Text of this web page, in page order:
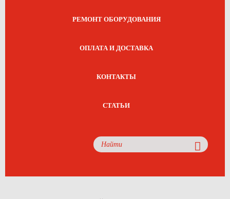
РЕМОНТ ОБОРУДОВАНИЯ
ОПЛАТА И ДОСТАВКА
КОНТАКТЫ
СТАТЬИ